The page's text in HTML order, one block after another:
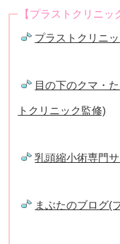
【プラストクリニッ
プラストクリニ
目の下のクマ・
トクリニック監修)
乳頭縮小術専門
まぶたのブログ(